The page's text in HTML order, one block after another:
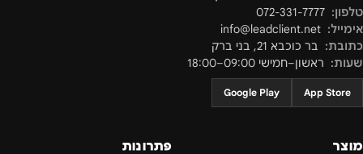
טלפון: 072-331-7777
אימייל: info@leadclient.net
כתובת: בר כוכבא 21 , בני ברק
שעות: ראשון–חמישי 09:00–18:00
App Store
Google Play
מוצר
פתרונות